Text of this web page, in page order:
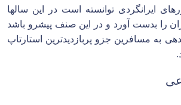
ایرانگردی توانسته است در این سالها
را بدست آورد و در این صنف پیشرو باشد
به مسافرین جزو پربازدیدترین استارتاپ